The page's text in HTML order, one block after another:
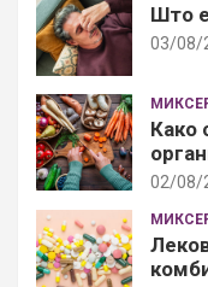
Што
03/08/
Како
02/08/